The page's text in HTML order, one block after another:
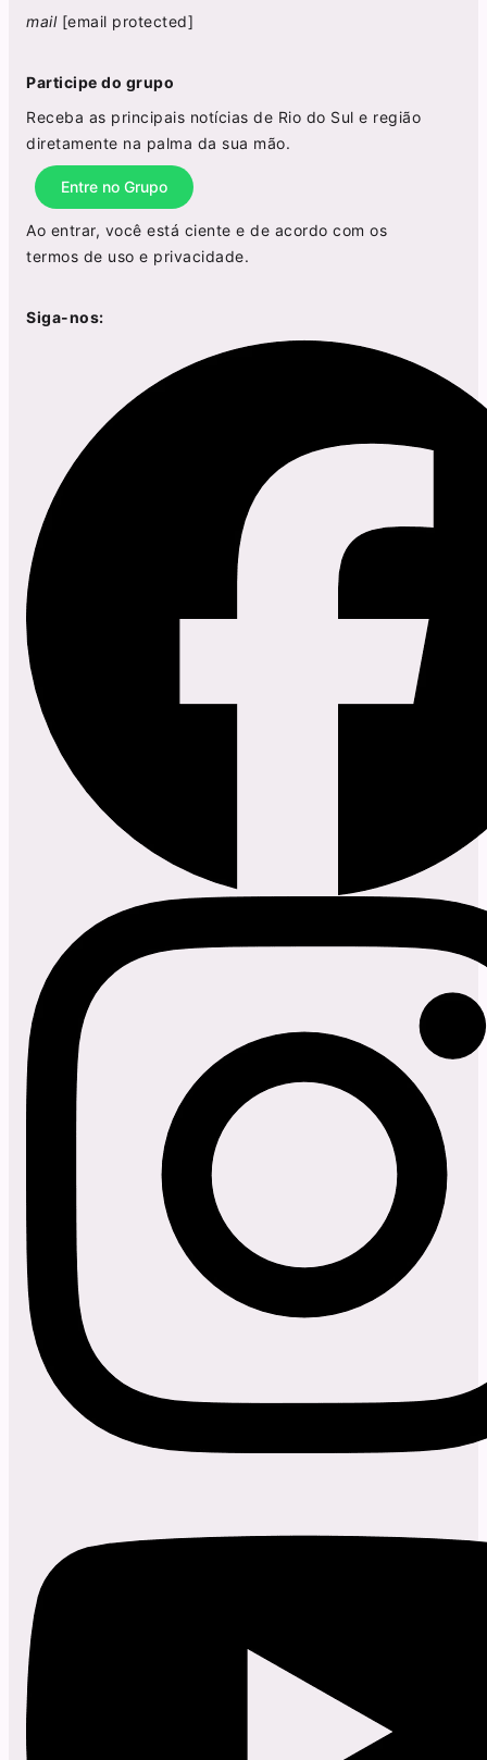
mail [email protected]
Participe do grupo
Receba as principais notícias de Rio do Sul e região
diretamente na palma da sua mão.
Entre no Grupo
Ao entrar, você está ciente e de acordo com os
termos de uso e privacidade.
Siga-nos: